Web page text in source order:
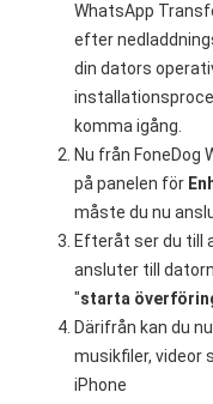
WhatsApp
efter
din dators
komma igång.
Nu från
på panelen för
måste du nu
Efteråt ser du till
ansluter till
"starta
Därifrån kan du
musikfiler, videor
iPhone